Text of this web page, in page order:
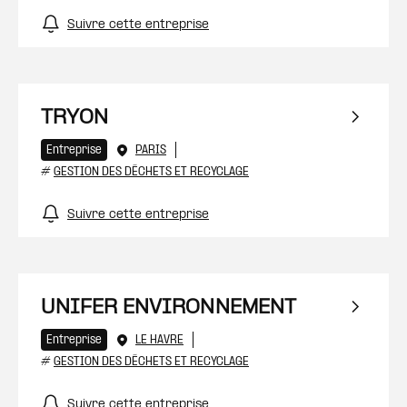
Suivre cette entreprise
TRYON
Entreprise
PARIS
# GESTION DES DÉCHETS ET RECYCLAGE
Suivre cette entreprise
UNIFER ENVIRONNEMENT
Entreprise
LE HAVRE
# GESTION DES DÉCHETS ET RECYCLAGE
Suivre cette entreprise